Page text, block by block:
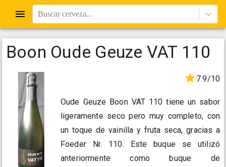
Buscar cerveza...
Boon Oude Geuze VAT 110
7.9/10
Oude Geuze Boon VAT 110 tiene un sabor
ligeramente seco pero muy completo, con
un toque de vainilla y fruta seca, gracias a
Foeder Nr. 110. Este buque se utilizó
anteriormente como buque de